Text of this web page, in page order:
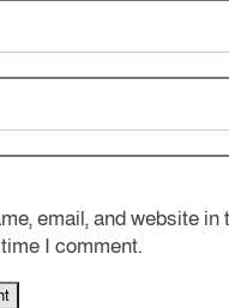
email, and website
I comment.